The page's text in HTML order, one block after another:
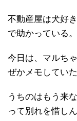
不動産屋は犬好
で助かっている。
今日は、マルち
ぜかメモしていた
うちのはもう来
って別れを惜しん